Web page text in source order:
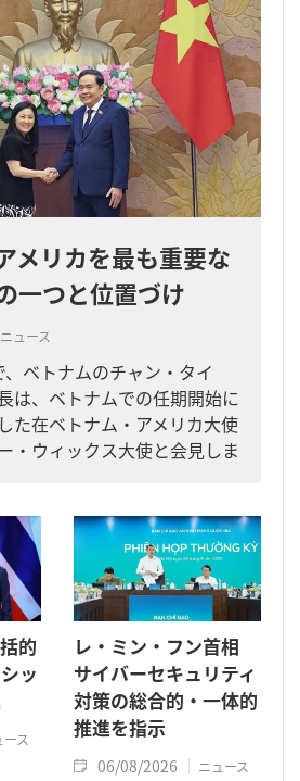
メリカを最も重要な
一つと位置づけ
ニュース
ベトナムのチャン・タイ
は、ベトナムでの任期開始に
た在ベトナム・アメリカ大使
・ウィックス大使と会見しま
的
ッ
ース
レ・ミン・フン首相
サイバーセキュリティ
対策の総合的・一体的
推進を指示
06/08/2026 ニュース